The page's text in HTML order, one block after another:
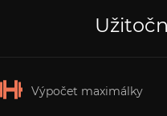
Výpočet maximálky